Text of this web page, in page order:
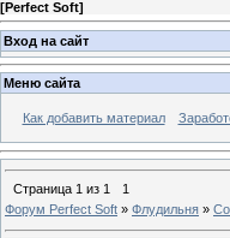
[Perfect Soft]
Вход на сайт
Меню сайта
Как добавить материал
Страница 1 из 1
1
Форум Perfect Soft » Флудильня »